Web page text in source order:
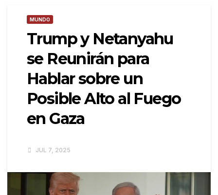
MUNDO
Trump y Netanyahu
se Reunirán para
Hablar sobre un
Posible Alto al Fuego
en Gaza
JUL 7, 2025